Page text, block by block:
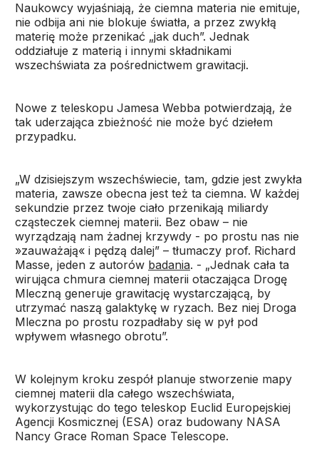
Naukowcy wyjaśniają, że ciemna materia nie emituje,
nie odbija ani nie blokuje światła, a przez zwykłą
materię może przenikać „jak duch”. Jednak
oddziałuje z materią i innymi składnikami
wszechświata za pośrednictwem grawitacji.
Nowe z teleskopu Jamesa Webba potwierdzają, że
tak uderzająca zbieżność nie może być dziełem
przypadku.
„W dzisiejszym wszechświecie, tam, gdzie jest zwykła
materia, zawsze obecna jest też ta ciemna. W każdej
sekundzie przez twoje ciało przenikają miliardy
cząsteczek ciemnej materii. Bez obaw – nie
wyrządzają nam żadnej krzywdy - po prostu nas nie
»zauważają« i pędzą dalej” – tłumaczy prof. Richard
Masse, jeden z autorów badania. - „Jednak cała ta
wirująca chmura ciemnej materii otaczająca Drogę
Mleczną generuje grawitację wystarczającą, by
utrzymać naszą galaktykę w ryzach. Bez niej Droga
Mleczna po prostu rozpadłaby się w pył pod
wpływem własnego obrotu”.
W kolejnym kroku zespół planuje stworzenie mapy
ciemnej materii dla całego wszechświata,
wykorzystując do tego teleskop Euclid Europejskiej
Agencji Kosmicznej (ESA) oraz budowany NASA
Nancy Grace Roman Space Telescope.